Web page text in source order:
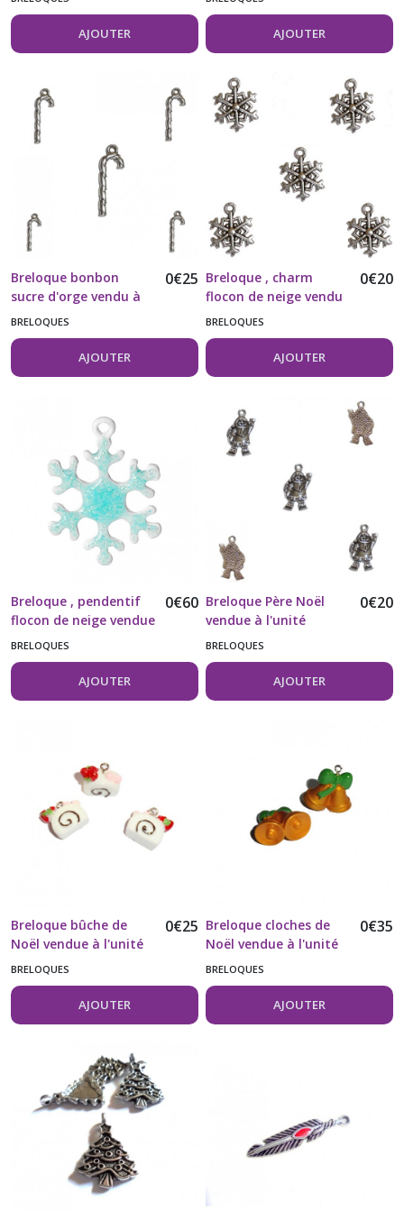
AJOUTER AJOUTER
Breloque bonbon
sucre d'orge vendu à
l'unité
0€25
BRELOQUES
AJOUTER
Breloque , charm
flocon de neige vendu
à l'unité
0€20
BRELOQUES
AJOUTER
Breloque , pendentif
flocon de neige vendue
à l'unité
0€60
BRELOQUES
AJOUTER
Breloque Père Noël
vendue à l'unité
0€20
BRELOQUES
AJOUTER
Breloque bûche de
Noël vendue à l'unité
0€25
BRELOQUES
AJOUTER
Breloque cloches de
Noël vendue à l'unité
0€35
BRELOQUES
AJOUTER